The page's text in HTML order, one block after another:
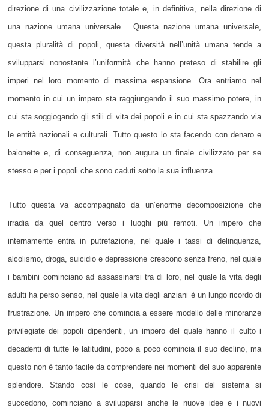
direzione di una civilizzazione totale e, in definitiva, nella direzione di
una nazione umana universale… Questa nazione umana universale,
questa pluralità di popoli, questa diversità nell’unità umana tende a
svilupparsi nonostante l’uniformità che hanno preteso di stabilire gli
imperi nel loro momento di massima espansione. Ora entriamo nel
momento in cui un impero sta raggiungendo il suo massimo potere, in
cui sta soggiogando gli stili di vita dei popoli e in cui sta spazzando via
le entità nazionali e culturali. Tutto questo lo sta facendo con denaro e
baionette e, di conseguenza, non augura un finale civilizzato per se
stesso e per i popoli che sono caduti sotto la sua influenza.
Tutto questa va accompagnato da un’enorme decomposizione che
irradia da quel centro verso i luoghi più remoti. Un impero che
internamente entra in putrefazione, nel quale i tassi di delinquenza,
alcolismo, droga, suicidio e depressione crescono senza freno, nel quale
i bambini cominciano ad assassinarsi tra di loro, nel quale la vita degli
adulti ha perso senso, nel quale la vita degli anziani è un lungo ricordo di
frustrazione. Un impero che comincia a essere modello delle minoranze
privilegiate dei popoli dipendenti, un impero del quale hanno il culto i
decadenti di tutte le latitudini, poco a poco comincia il suo declino, ma
questo non è tanto facile da comprendere nei momenti del suo apparente
splendore. Stando così le cose, quando le crisi del sistema si
succedono, cominciano a svilupparsi anche le nuove idee e i nuovi